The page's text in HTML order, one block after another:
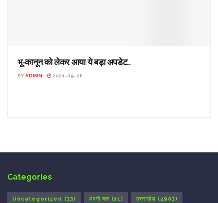
भू-कानून को लेकर आया ये बड़ा अपडेट..
BYADMIN 2021-09-28
Categories
Uncategorized (33) अपनी बात (11) उत्तराखंड (2903)